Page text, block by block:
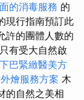
的消毒服務 的
現行指南預訂此
許的團體人數的
有受大自然啟
巴緊緻醫美方
燴服務方案 木
的自然之美相